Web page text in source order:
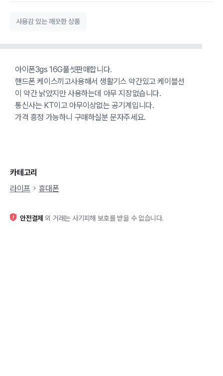
사용감 있는 깨끗한 상품
아이폰3gs 16G풀셋판매합니다.
핸드폰 케이스끼고사용해서 생활기스 약간있고 케이블선
이 약간 낡았지만 사용하는데 아무 지장없습니다.
통신사는 KT이고 아무이상없는 공기계입니다.
가격 흥정 가능하니 구매하실분 문자주세요.
카테고리
라이프
휴대폰
안전결제 외 거래는 사기피해 보호를 받을 수 없습니다.